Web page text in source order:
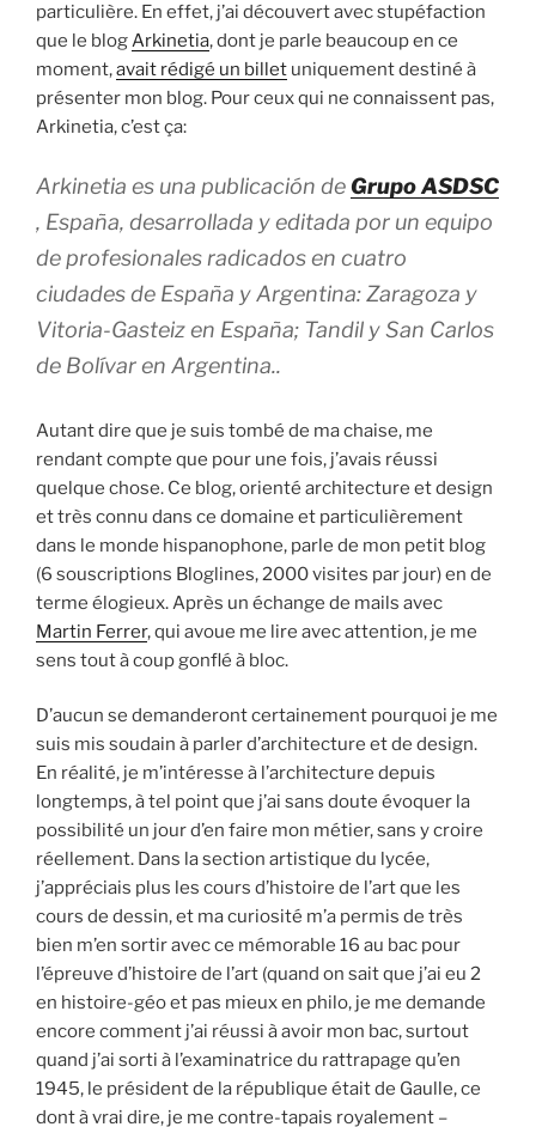
particulière. En effet, j’ai découvert avec stupéfaction
que le blogArkinetia, dont je parle beaucoup en ce
moment,avait rédigé un billet uniquement destiné à
présenter mon blog. Pour ceux qui ne connaissent pas,
Arkinetia, c’est ça:
Arkinetia es una publicación deGrupo ASDSC
, España, desarrollada y editada por un equipo
de profesionales radicados en cuatro
ciudades de España y Argentina: Zaragoza y
Vitoria-Gasteiz en España; Tandil y San Carlos
de Bolívar en Argentina..
Autant dire que je suis tombé de ma chaise, me
rendant compte que pour une fois, j’avais réussi
quelque chose. Ce blog, orienté architecture et design
et très connu dans ce domaine et particulièrement
dans le monde hispanophone, parle de mon petit blog
(6 souscriptions Bloglines, 2000 visites par jour) en de
terme élogieux. Après un échange de mails avec
Martin Ferrer, qui avoue me lire avec attention, je me
sens tout à coup gonflé à bloc.
D’aucun se demanderont certainement pourquoi je me
suis mis soudain à parler d’architecture et de design.
En réalité, je m’intéresse à l’architecture depuis
longtemps, à tel point que j’ai sans doute évoquer la
possibilité un jour d’en faire mon métier, sans y croire
réellement. Dans la section artistique du lycée,
j’appréciais plus les cours d’histoire de l’art que les
cours de dessin, et ma curiosité m’a permis de très
bien m’en sortir avec ce mémorable 16 au bac pour
l’épreuve d’histoire de l’art (quand on sait que j’ai eu 2
en histoire-géo et pas mieux en philo, je me demande
encore comment j’ai réussi à avoir mon bac, surtout
quand j’ai sorti à l’examinatrice du rattrapage qu’en
1945, le président de la république était de Gaulle, ce
dont à vrai dire, je me contre-tapais royalement –